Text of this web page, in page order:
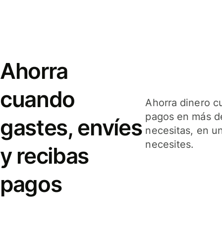
Ahorra
cuando
gastes, envíes
y recibas
pagos
Ahorra dinero
pagos en más
necesitas, en
necesites.